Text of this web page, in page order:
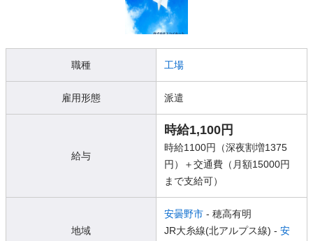
職種 工場
雇用形態 派遣
給与
時給1,100円
時給1100円（深夜割増1375
円）＋交通費（月額15000円
まで支給可）
地域
安曇野市 - 穂高有明
JR大糸線(北アルプス線) - 安